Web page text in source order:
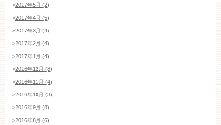
>2017年5月 (2)
>2017年4月 (5)
>2017年3月 (4)
>2017年2月 (4)
>2017年1月 (4)
>2016年12月 (8)
>2016年11月 (4)
>2016年10月 (3)
>2016年9月 (8)
>2016年8月 (6)